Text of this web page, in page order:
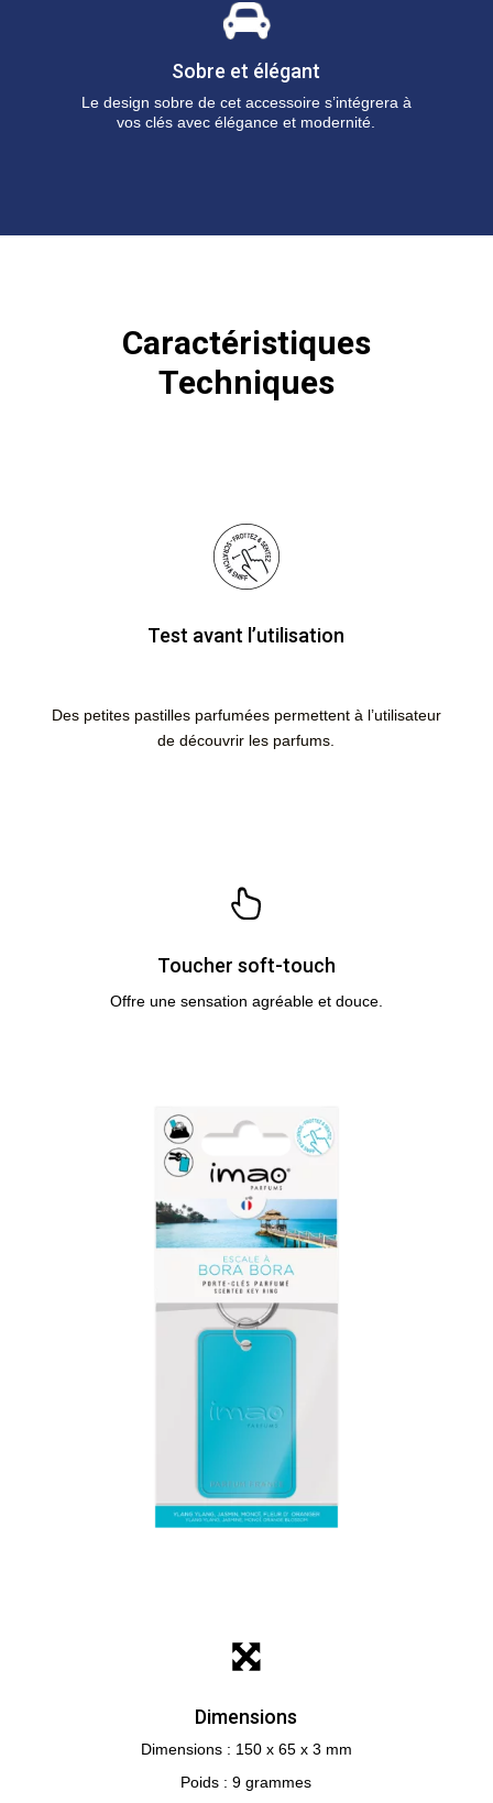
Sobre et élégant
Le design sobre de cet accessoire s’intégrera à
vos clés avec élégance et modernité.
Caractéristiques
Techniques
Test avant l’utilisation
Des petites pastilles parfumées permettent à l’utilisateur
de découvrir les parfums
Toucher soft-touch
Offre une sensation agréable et douce.
Dimensions
Dimensions : 150 x 65 x 3 mm
Poids : 9 grammes